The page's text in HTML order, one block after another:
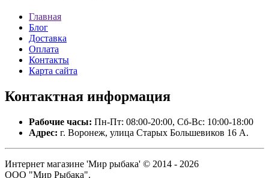
Главная
Блог
Доставка
Оплата
Контакты
Карта сайта
Контактная информация
Рабочие часы: Пн-Пт: 08:00-20:00, Сб-Вс: 10:00-18:00
Адрес: г. Воронеж, улица Старых Большевиков 16 А.
Интернет магазине 'Мир рыбака' © 2014 - 2026
ООО "Мир Рыбака".